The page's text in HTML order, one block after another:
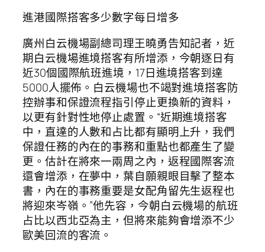
進港國際搭客多少數字每日增多
廣州白云機場副總司理王曉勇告知記者，近
期白云機場進境搭客有所增添，今朝逐日有
近30個國際航班進境，17日進境搭客到達
5000人擺佈。白云機場也不竭對進境搭客防
控辦事和保證流程指引停止更換新的資料，
以更有針對性地停止處置。“近期進境搭客
中，直達的人數和占比都有顯明上升，我們
保證任務的內在的事務和重點也都產生了變
更。估計在將來一兩周之內，返程國際客流
還會增添，在夢中，葉自願親眼目擊了整本
書，內在的事務重要是女配角留先生返程也
將迎來岑嶺。”他先容，今朝白云機場的航班
占比以西北亞為主，但將來能夠會增添不少
歐美回流的客流。